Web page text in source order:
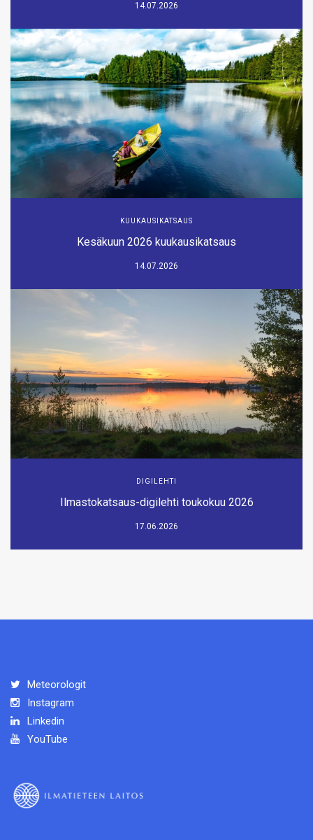
14.07.2026
KUUKAUSIKATSAUS
Kesäkuun 2026 kuukausikatsaus
14.07.2026
DIGILEHTI
Ilmastokatsaus-digilehti toukokuu 2026
17.06.2026
Meteorologit
Instagram
Linkedin
YouTube